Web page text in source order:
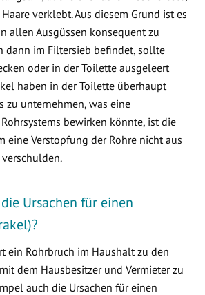
verklebt. Aus diesem Grund ist es
allen Ausgüssen konsequent zu
dann im Filtersieb befindet, sollte
oder in der Toilette ausgeleert
haben in der Toilette überhaupt
zu unternehmen, was eine
bewirken könnte, ist die
eine Verstopfung der Rohre nicht aus
Ursachen für einen
ein Rohrbruch im Haushalt zu den
dem Hausbesitzer und Vermieter zu
auch die Ursachen für einen